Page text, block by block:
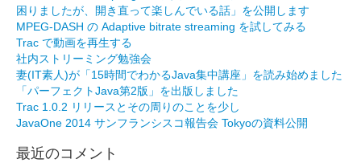
困りましたが、開き直って楽しんでいる話」を公開します
MPEG-DASH の Adaptive bitrate streaming を試してみる
Trac で動画を再生する
社内ストリーミング勉強会
妻(IT素人)が「15時間でわかるJava集中講座」を読み始めました
「パーフェクトJava第2版」を出版しました
Trac 1.0.2 リリースとその周りのことを少し
JavaOne 2014 サンフランシスコ報告会 Tokyoの資料公開
最近のコメント